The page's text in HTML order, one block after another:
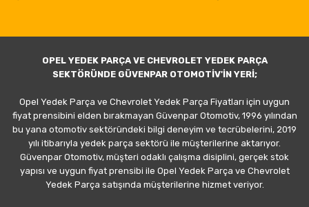
OPEL YEDEK PARÇA VE CHEVROLET YEDEK PARÇA
SEKTÖRÜNDE GÜVENPAR OTOMOTİV'İN YERİ;
Opel Yedek Parça ve Chevrolet Yedek Parça Fiyatları için uygun
fiyat prensibini elden bırakmayan Güvenpar Otomotiv, 1996 yılından
bu yana otomotiv sektöründeki bilgi deneyim ve tecrübelerini, 2019
yılı itibarıyla yedek parça sektörü ile müşterilerine aktarıyor.
Güvenpar Otomotiv, müşteri odaklı çalışma disiplini, gerçek stok
yapısı ve uygun fiyat prensibi ile Opel Yedek Parça ve Chevrolet
Yedek Parça satışında müşterilerine hizmet veriyor.